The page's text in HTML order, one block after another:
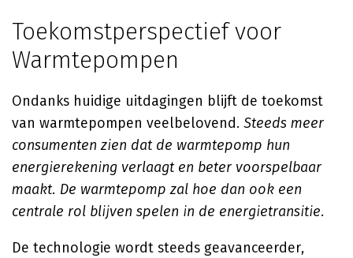
Toekomstperspectief voor
Warmtepompen
Ondanks huidige uitdagingen blijft de toekomst
van warmtepompen veelbelovend. Steeds meer
consumenten zien dat de warmtepomp hun
energierekening verlaagt en beter voorspelbaar
maakt. De warmtepomp zal hoe dan ook een
centrale rol blijven spelen in de energietransitie.
De technologie wordt steeds geavanceerder,